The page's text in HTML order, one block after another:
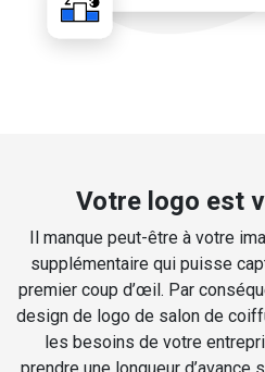
Votre logo est
Il manque peut-être à votre
supplémentaire qui puisse
premier coup d’œil. Par
design de logo de salon de
les besoins de votre